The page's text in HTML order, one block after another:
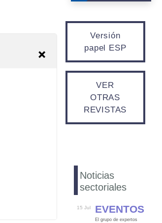
Versión
papel ESP
VER
OTRAS
REVISTAS
Noticias
sectoriales
15 Jul Eventos
El grupo de expertos